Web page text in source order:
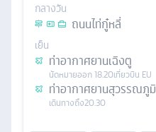
กลางวัน
ถนนไท่กู๋หลี่
เย็น
ท่าอากาศยานเฉิงตู
นัดหมายออก18.20เที่ยวบิน EU
ท่าอากาศยานสุวรรณภูมิ
เดินทางถึง20.30